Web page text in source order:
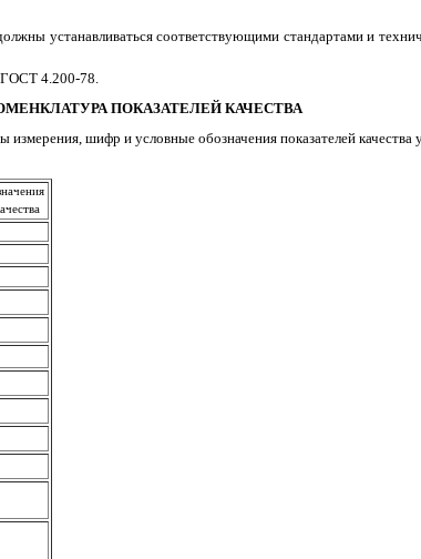
устанавливаться соответствующими стандартами и
ГОСТ 4.200-78.
ПОКАЗАТЕЛЕЙ КАЧЕСТВА
шифр и условные обозначения показателей качества